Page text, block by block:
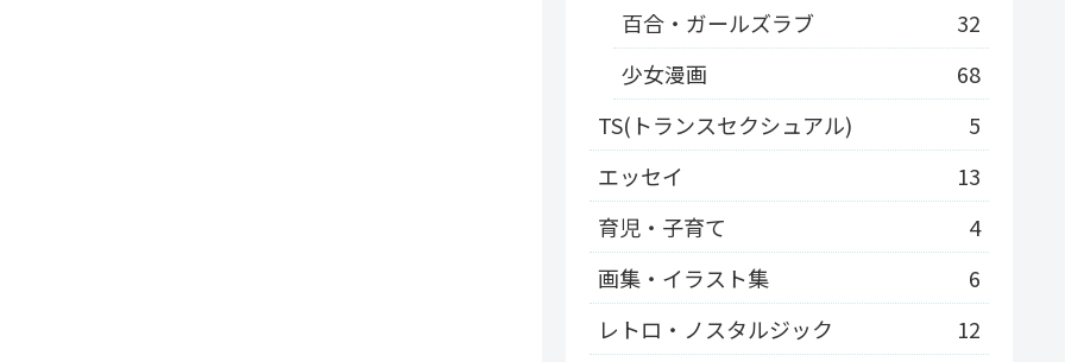
百合・ガールズラブ
32
少女漫画
68
TS(トランスセクシュアル)
5
エッセイ
13
育児・子育て
4
画集・イラスト集
6
レトロ・ノスタルジック
12